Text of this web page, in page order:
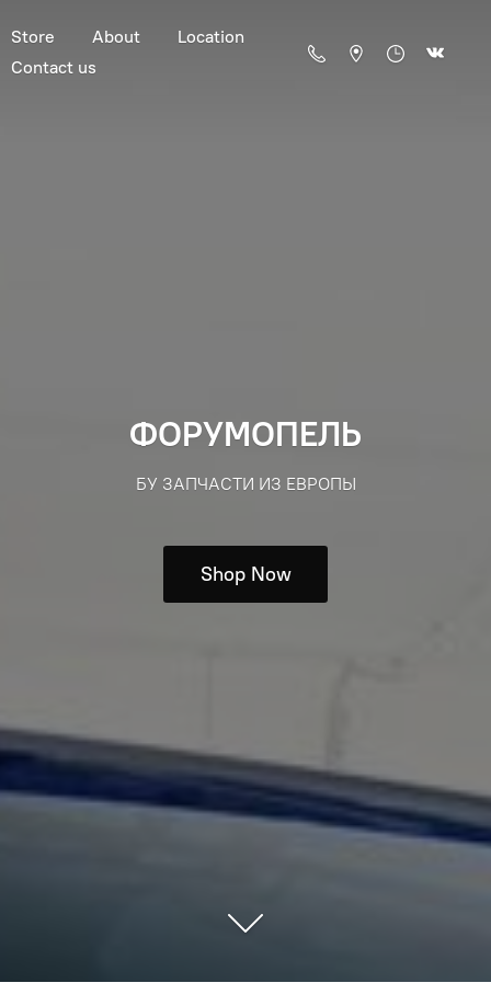
Store About
Location
Contact us
ФОРУМОПЕЛЬ
БУ ЗАПЧАСТИ ИЗ ЕВРОПЫ
Shop Now